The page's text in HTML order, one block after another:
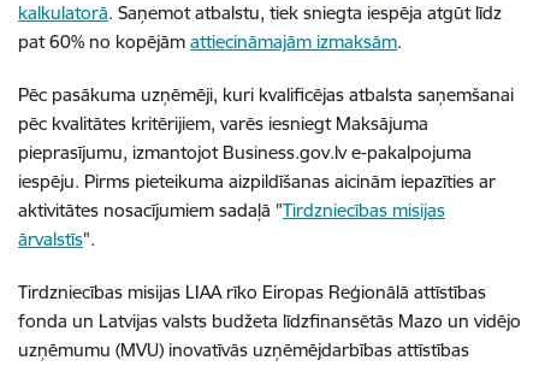
kalkulatorā. Saņemot atbalstu, tiek sniegta iespēja atgūt līdz
pat 60% no kopējām attiecināmajām izmaksām.
Pēc pasākuma uzņēmēji, kuri kvalificējas atbalsta saņemšanai
pēc kvalitātes kritērijiem, varēs iesniegt Maksājuma
pieprasījumu, izmantojot Business.gov.lv e-pakalpojuma
iespēju. Pirms pieteikuma aizpildīšanas aicinām iepazīties ar
aktivitātes nosacījumiem sadaļā "Tirdzniecības misijas
ārvalstīs".
Tirdzniecības misijas LIAA rīko Eiropas Reģionālā attīstības
fonda un Latvijas valsts budžeta līdzfinansētās Mazo un vidējo
uzņēmumu (MVU) inovatīvās uzņēmējdarbības attīstības